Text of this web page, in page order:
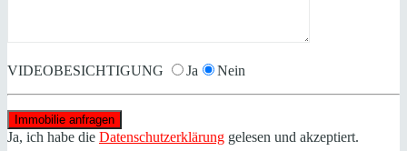
VIDEOBESICHTIGUNG Ja Nein
Ja, ich habe die Datenschutzerklärung gelesen und akzeptiert.